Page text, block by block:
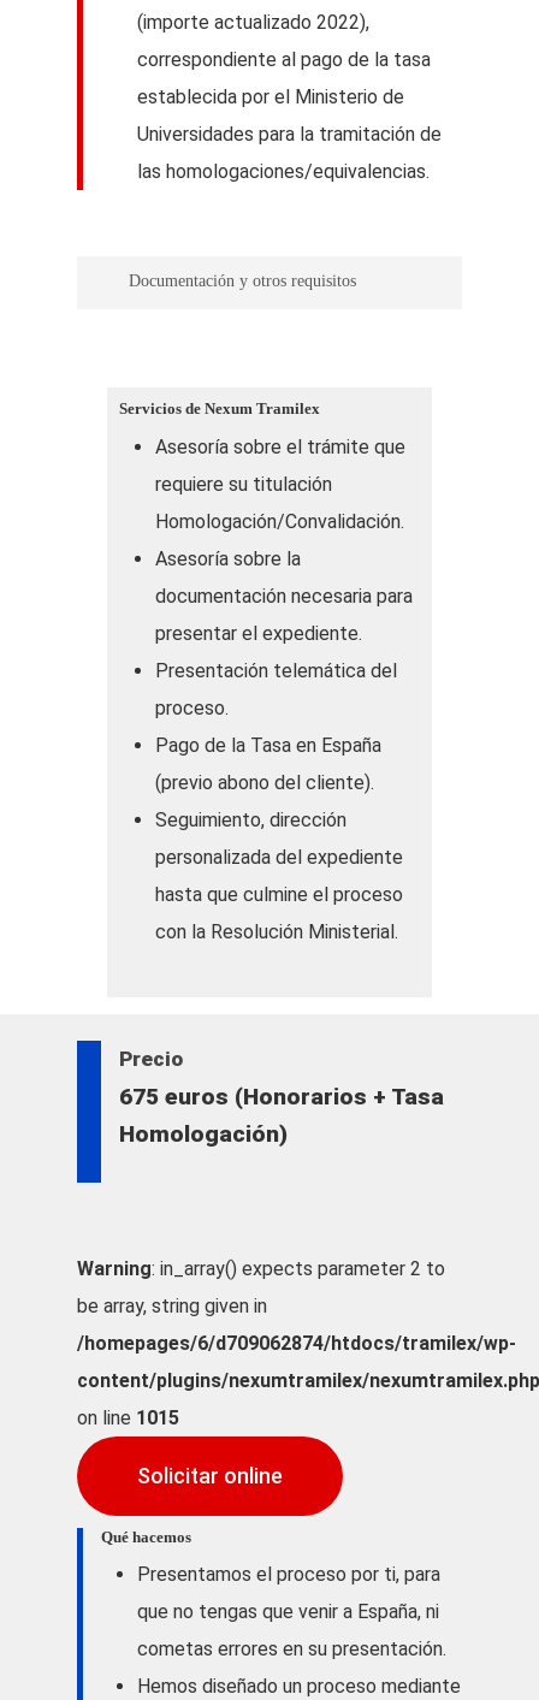
(importe actualizado 2022),
correspondiente al pago de la tasa
establecida por el Ministerio de
Universidades para la tramitación de
las homologaciones/equivalencias.
Documentación y otros requisitos
– Certificación de notas
– Programa de estudios
Los documentos deberán encontrarse:
– Legalizados/ Apostillados y traducidos
en su caso.
– Compulsados: una copia de cada uno
de estos documentos legalizados,
deberá compulsarse en la Embajada de
España en el país que ha cursado sus
estudios. Este paso evita trasladar el
original a España, sólo se traslada la
copia compulsada de todos los
documentos y el original lo conserva el
solicitante.
Servicios de Nexum Tramilex
Asesoría sobre el trámite que
requiere su titulación
Homologación/Convalidación.
Asesoría sobre la
documentación necesaria para
presentar el expediente.
Presentación telemática del
proceso.
Pago de la Tasa en España
(previo abono del cliente).
Seguimiento, dirección
personalizada del expediente
hasta que culmine el proceso
con la Resolución Ministerial.
Precio
675 euros (Honorarios + Tasa
Homologación)
Warning: in_array() expects parameter 2 to
be array, string given in
/homepages/6/d709062874/htdocs/tramilex/wp-
content/plugins/nexumtramilex/
on line 1015
Solicitar online
Qué hacemos
Presentamos el proceso por ti, para
que no tengas que venir a España, ni
cometas errores en su presentación.
Hemos diseñado un proceso mediante